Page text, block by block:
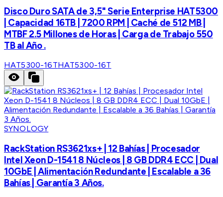
Disco Duro SATA de 3,5" Serie Enterprise HAT5300
| Capacidad 16TB | 7200 RPM | Caché de 512 MB |
MTBF 2.5 Millones de Horas | Carga de Trabajo 550
TB al Año .
HAT5300-16THAT5300-16T
SYNOLOGY
RackStation RS3621xs+ | 12 Bahías | Procesador
Intel Xeon D-1541 8 Núcleos | 8 GB DDR4 ECC | Dual
10GbE | Alimentación Redundante | Escalable a 36
Bahías | Garantía 3 Años.